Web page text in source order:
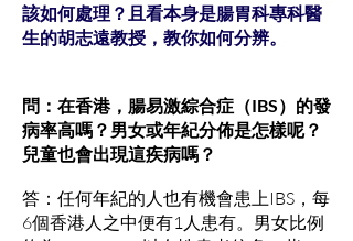
該如何處理？且看本身是腸胃科專科醫
生的胡志遠教授，教你如何分辨。
問：在香港，腸易激綜合症（IBS）的發
病率高嗎？男女或年紀分佈是怎樣呢？
兒童也會出現這疾病嗎？
答：任何年紀的人也有機會患上IBS，每
6個香港人之中便有1人患有。男女比例